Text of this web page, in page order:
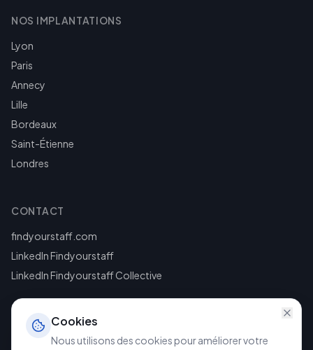
NOS IMPLANTATIONS
Lyon
Paris
Annecy
Lille
Bordeaux
Saint-Étienne
Londres
CONTACT
findyourstaff.com
LinkedIn Findyourstaff
LinkedIn Findyourstaff Collective
Cookies
Nous utilisons des cookies pour améliorer votre